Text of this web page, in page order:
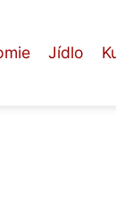
Jídlo